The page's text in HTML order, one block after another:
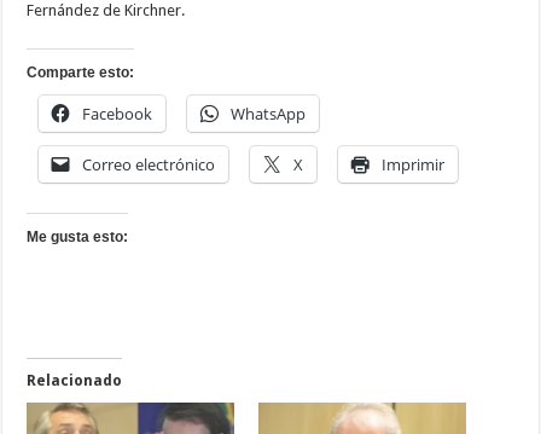
Fernández de Kirchner.
Comparte esto:
Facebook WhatsApp
Correo electrónico X Imprimir
Me gusta esto:
Relacionado